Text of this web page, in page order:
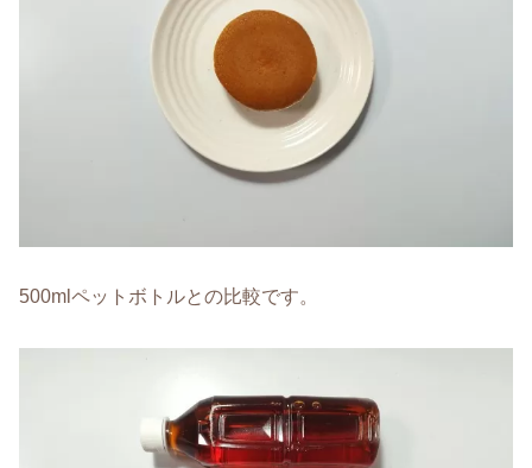
500mlペットボトルとの比較です。